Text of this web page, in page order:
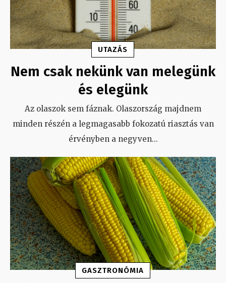
UTAZÁS
Nem csak nekünk van melegünk
és elegünk
Az olaszok sem fáznak. Olaszország majdnem
minden részén a legmagasabb fokozatú riasztás van
érvényben a negyven...
GASZTRONÓMIA